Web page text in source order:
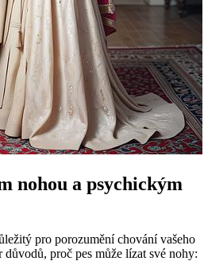
nohou a psychickým
pro porozumění chování vašeho
proč pes může lízat své nohy: